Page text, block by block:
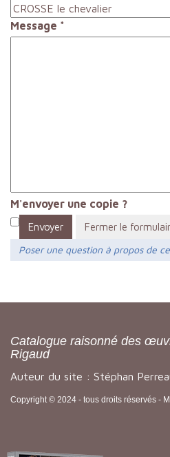
Message *
M'envoyer une copie ?
Envoyer
Fermer le
Poser une question à propos de
Catalogue raisonné des
Rigaud
Auteur du site : Stéphan
Copyright © 2024 - tous droits réservés -